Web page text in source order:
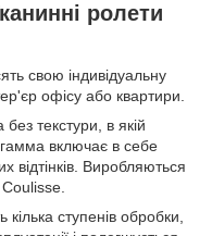
ролети
свою індивідуальну
офісу або квартири.
текстури, в якій
гамма включає в себе
відтінків. Виробляються
ступенів обробки,